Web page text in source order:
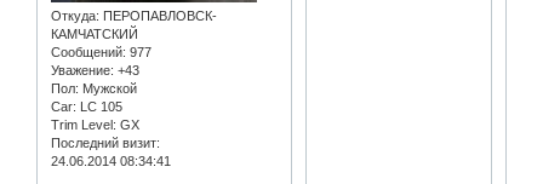
Откуда: ПЕРОПАВЛОВСК-
КАМЧАТСКИЙ
Сообщений: 977
Уважение: +43
Пол: Мужской
Car: LC 105
Trim Level: GX
Последний визит:
24.06.2014 08:34:41